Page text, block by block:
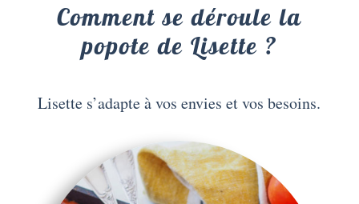
Comment se déroule la
popote de Lisette ?
Lisette s’adapte à vos envies et vos besoins.